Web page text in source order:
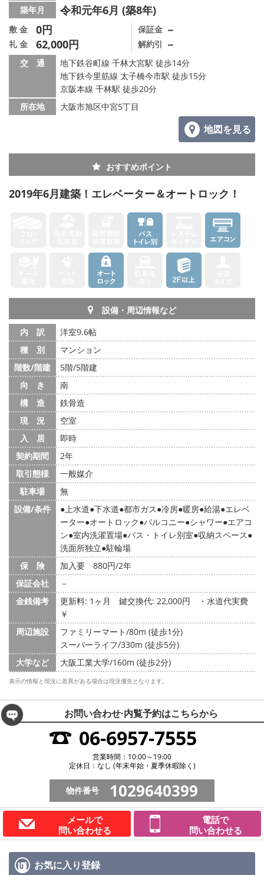
築年月 令和元年6月 (築8年)
敷 金 0円
礼 金 62,000円
保証金 －
解約引 －
交 通
地下鉄谷町線 千林大宮駅 徒歩14分
地下鉄今里筋線 太子橋今市駅 徒歩15分
京阪本線 千林駅 徒歩20分
所在地
大阪市旭区中宮5丁目
地図を見る
おすすめポイント
2019年6月建築！エレベーター＆オートロック！
設備・周辺情報など
内 訳
洋室9.6帖
種 別
マンション
階数/階建
5階/5階建
向 き
南
構 造
鉄骨造
現 況
空室
入 居
即時
契約期間
2年
取引態様
一般媒介
駐車場
無
設備/条件
上水道 下水道 都市ガス 冷房 暖房 給湯 エレベ
ーター オートロック バルコニー シャワー エアコ
ン 室内洗濯置場 バス・トイレ別室 収納スペース
洗面所独立 駐輪場
保 険
加入要 880円/2年
保証会社
－
金銭備考
更新料: 1ヶ月 鍵交換代: 22,000円
・水道代実費
￥
周辺施設
ファミリーマート/80m (徒歩1分)
スーパーライフ/330m (徒歩5分)
大学など
大阪工業大学/160m (徒歩2分)
表示の情報と現況に差異がある場合は現況優先となります。
お問い合わせ·内覧予約はこちらから
06-6957-7555
営業時間：10:00～19:00
定休日：なし (年末年始・夏季休暇除く)
物件番号 1029640399
メールで
問い合わせる
電話で
問い合わせる
お気に入り登録